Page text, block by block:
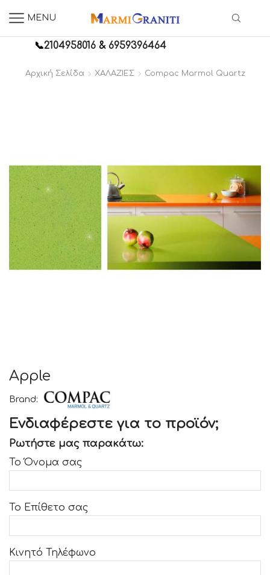
MENU
📞2104958016 &6959396464
Αρχική Σελίδα ΧΑΛΑΖΙΕΣ Compac Marmol Quartz
Apple
Brand:
Ενδιαφέρεστε για το προϊόν;
Ρωτήστε μας παρακάτω:
Το Όνομα σας
Το Επίθετο σας
Κινητό Τηλέφωνο